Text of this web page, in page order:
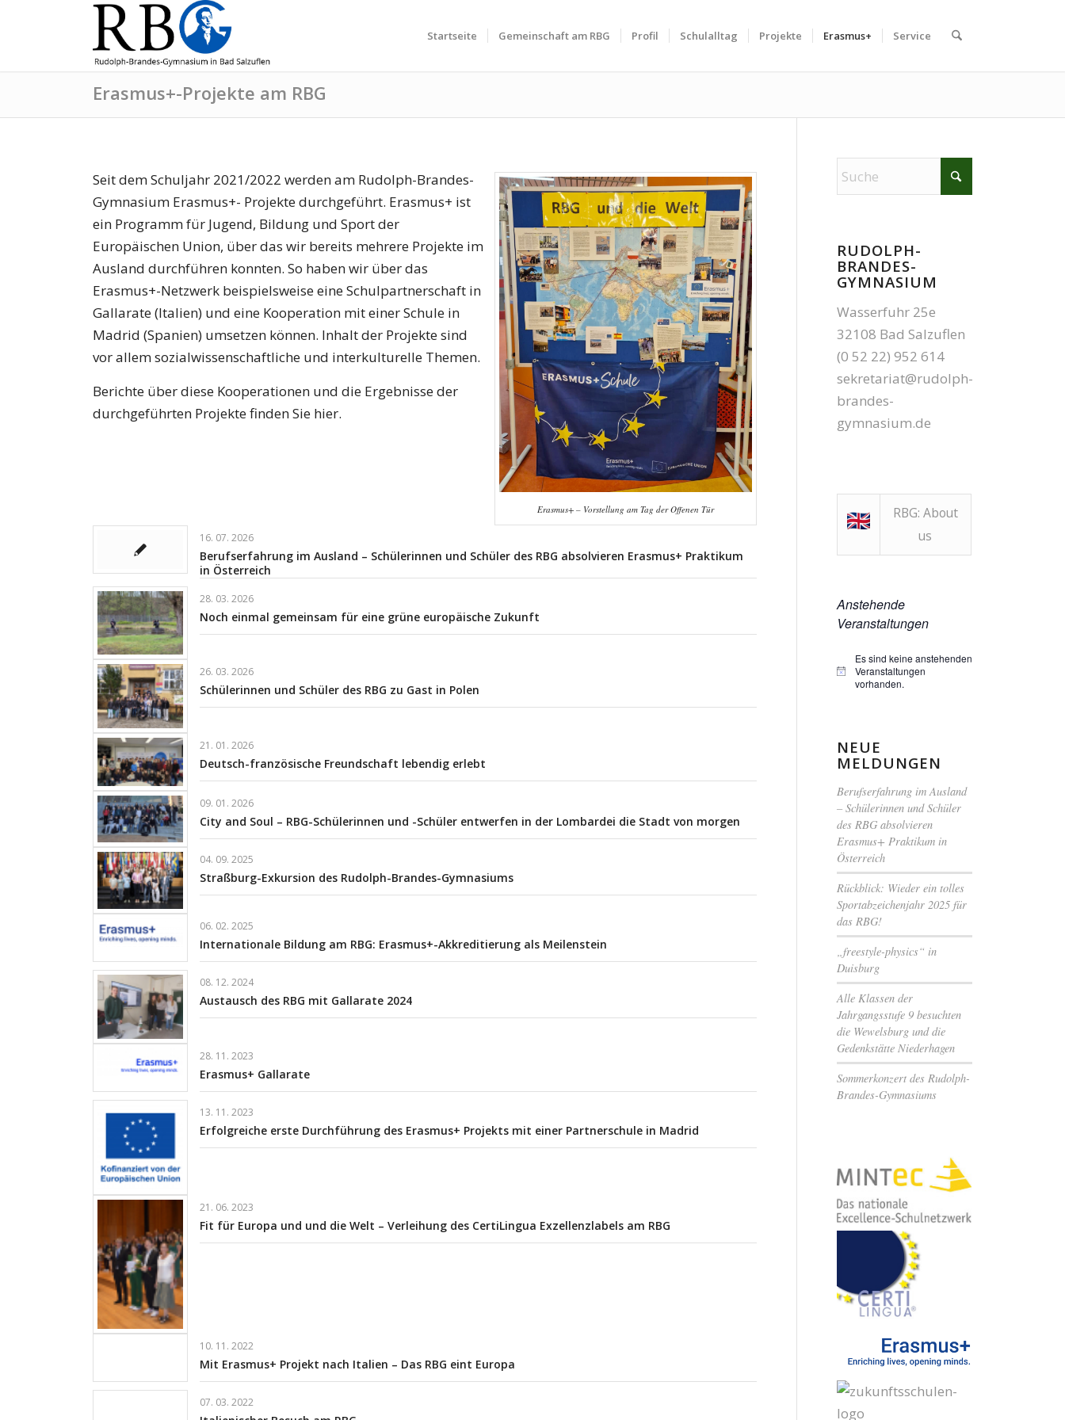
Startseite Gemeinschaft am RBG Profil Schulalltag Projekte Erasmus+ Service
Erasmus+-Projekte am RBG
Erasmus+ – Vorstellung am Tag der Offenen Tür
Seit dem Schuljahr 2021/2022 werden am Rudolph-Brandes-
Gymnasium Erasmus+- Projekte durchgeführt. Erasmus+ ist
ein Programm für Jugend, Bildung und Sport der
Europäischen Union, über das wir bereits mehrere Projekte im
Ausland durchführen konnten. So haben wir über das
Erasmus+-Netzwerk beispielsweise eine Schulpartnerschaft in
Gallarate (Italien) und eine Kooperation mit einer Schule in
Madrid (Spanien) umsetzen können. Inhalt der Projekte sind
vor allem sozialwissenschaftliche und interkulturelle Themen.
Berichte über diese Kooperationen und die Ergebnisse der
durchgeführten Projekte finden Sie hier.
16. 07. 2026
Berufserfahrung im Ausland – Schülerinnen und Schüler des RBG absolvieren Erasmus+ Praktikum
in Österreich
28. 03. 2026
Noch einmal gemeinsam für eine grüne europäische Zukunft
26. 03. 2026
Schülerinnen und Schüler des RBG zu Gast in Polen
21. 01. 2026
Deutsch-französische Freundschaft lebendig erlebt
09. 01. 2026
City and Soul – RBG-Schülerinnen und -Schüler entwerfen in der Lombardei die Stadt von morgen
04. 09. 2025
Straßburg-Exkursion des Rudolph-Brandes-Gymnasiums
06. 02. 2025
Internationale Bildung am RBG: Erasmus+-Akkreditierung als Meilenstein
08. 12. 2024
Austausch des RBG mit Gallarate 2024
28. 11. 2023
Erasmus+ Gallarate
13. 11. 2023
Erfolgreiche erste Durchführung des Erasmus+ Projekts mit einer Partnerschule in Madrid
21. 06. 2023
Fit für Europa und und die Welt – Verleihung des CertiLingua Exzellenzlabels am RBG
10. 11. 2022
Mit Erasmus+ Projekt nach Italien – Das RBG eint Europa
07. 03. 2022
RUDOLPH-
BRANDES-
GYMNASIUM
Wasserfuhr 25e
32108 Bad Salzuflen
(0 52 22) 952 614
sekretariat@rudolph-
brandes-
gymnasium.de
RBG: About
us
Anstehende
Veranstaltungen
Hinweis
Es sind keine anstehenden
Veranstaltungen
vorhanden.
NEUE
MELDUNGEN
Berufserfahrung im Ausland
– Schülerinnen und Schüler
des RBG absolvieren
Erasmus+ Praktikum in
Österreich
Rückblick: Wieder ein tolles
Sportabzeichenjahr 2025 für
das RBG!
„freestyle-physics“ in
Duisburg
Alle Klassen der
Jahrgangsstufe 9 besuchten
die Wewelsburg und die
Gedenkstätte Niederhagen
Sommerkonzert des Rudolph-
Brandes-Gymnasiums